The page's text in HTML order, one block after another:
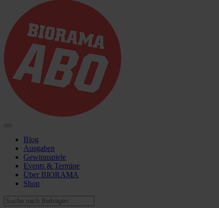
Blog
Ausgaben
Gewinnspiele
Events & Termine
Über BIORAMA
Shop